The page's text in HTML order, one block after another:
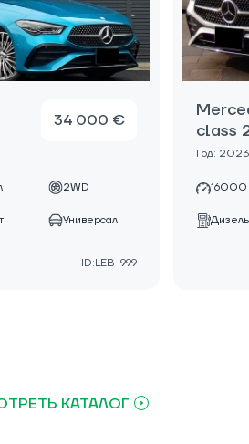
34 000 €
2WD
Универсал
ID:LEB-999
class
Год: 2023
16000
Дизель
КАТАЛОГ